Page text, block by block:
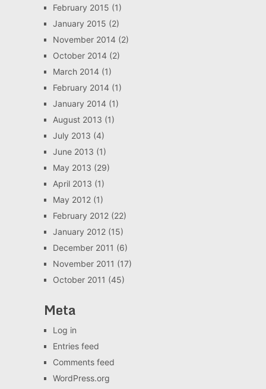
February 2015 (1)
January 2015 (2)
November 2014(2)
October 2014(2)
March 2014(1)
February 2014(1)
January 2014(1)
August 2013 (1)
July 2013 (4)
June 2013 (1)
May 2013 (29)
April 2013 (1)
May 2012(1)
February 2012(22)
January 2012(15)
December 2011 (6)
November 2011 (17)
October 2011 (45)
Meta
Log in
Entries feed
Comments feed
WordPress.org